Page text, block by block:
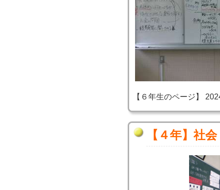
【６年生のページ】
【４年】社